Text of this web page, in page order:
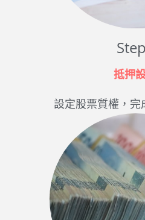
抵押
設定股票質權，完